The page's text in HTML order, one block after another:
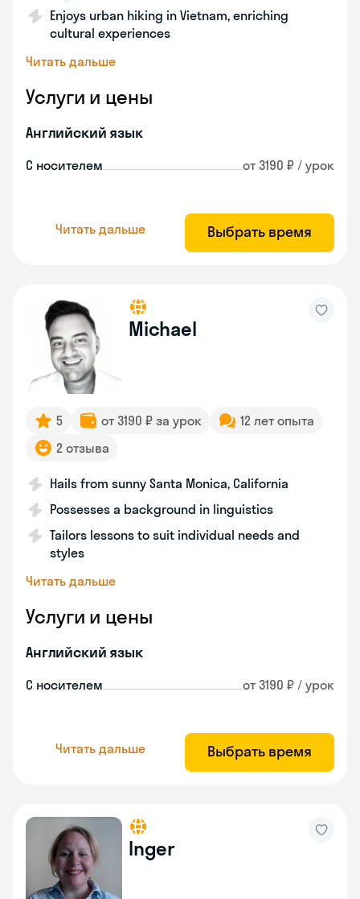
Enjoys urban hiking in Vietnam, enriching
cultural experiences
Читать дальше
Услуги и цены
Английский язык
С носителем от 3190 ₽ / урок
Читать дальше Выбрать время
Michael
5 от 3190 ₽ за урок
12 лет опыта
2 отзыва
Hails from sunny Santa Monica, California
Possesses a background in linguistics
Tailors lessons to suit individual needs and
styles
Читать дальше
Услуги и цены
Английский язык
С носителем от 3190 ₽ / урок
Читать дальше Выбрать время
Inger